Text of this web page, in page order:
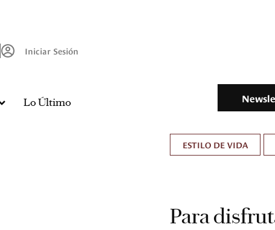
Iniciar Sesión
Lo Último
ESTILO DE VIDA
Para